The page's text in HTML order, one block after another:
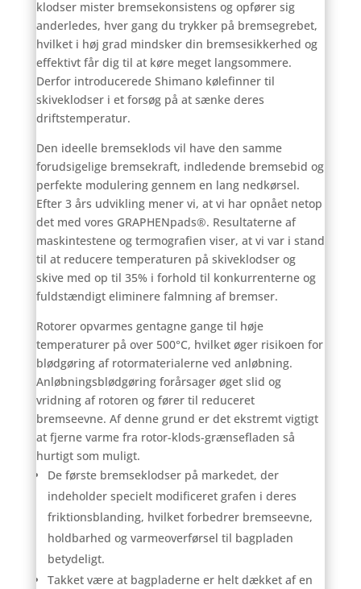
klodser mister bremsekonsistens og opfører sig
anderledes, hver gang du trykker på bremsegrebet,
hvilket i høj grad mindsker din bremsesikkerhed og
effektivt får dig til at køre meget langsommere.
Derfor introducerede Shimano kølefinner til
skiveklodser i et forsøg på at sænke deres
driftstemperatur.
Den ideelle bremseklods vil have den samme
forudsigelige bremsekraft, indledende bremsebid og
perfekte modulering gennem en lang nedkørsel.
Efter 3 års udvikling mener vi, at vi har opnået netop
det med vores GRAPHENpads®. Resultaterne af
maskintestene og termografien viser, at vi var i stand
til at reducere temperaturen på skiveklodser og
skive med op til 35% i forhold til konkurrenterne og
fuldstændigt eliminere falmning af bremser.
Rotorer opvarmes gentagne gange til høje
temperaturer på over 500°C, hvilket øger risikoen for
blødgøring af rotormaterialerne ved anløbning.
Anløbningsblødgøring forårsager øget slid og
vridning af rotoren og fører til reduceret
bremseevne. Af denne grund er det ekstremt vigtigt
at fjerne varme fra rotor-klods-grænsefladen så
hurtigt som muligt.
De første bremseklodser på markedet, der
indeholder specielt modificeret grafen i deres
friktionsblanding, hvilket forbedrer bremseevne,
holdbarhed og varmeoverførsel til bagpladen
betydeligt.
Takket være at bagpladerne er helt dækket af en